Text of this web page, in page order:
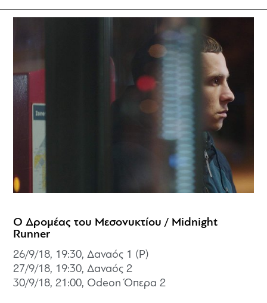
Ο Δρομέας του Μεσονυκτίου / Midnight
Runner
26/9/18, 19:30, Δαναός 1 (P)
27/9/18, 19:30,Δαναός 2
30/9/18, 21:00, Odeon Όπερα 2